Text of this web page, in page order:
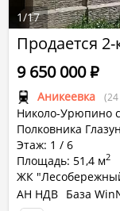
Продается
Аникеевка
Николо-Урюпино
Полковника
Этаж: 1 / 6
Площадь: 51,4 м2
ЖК
9 650 000Р
АН НДВ База
1/17